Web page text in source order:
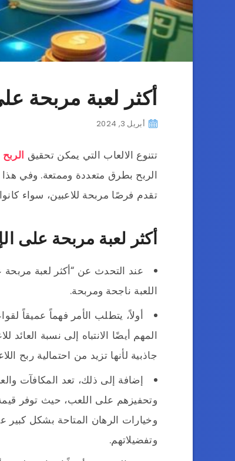
أكثر لعبة مربحة على
أبريل 3, 2024
تتنوع الالعاب التي يمكن تحقيق الربح
الربح بطرق متعددة وممتعة. وفي
تقدم فرصًا مربحة للاعبين، سواء
أكثر لعبة مربحة على
عند التحدث عن “أكثر لعبة
اللعبة ناجحة ومربحة.
أولاً، يتطلب الأمر فهماً عميقاً
جاذبية لأنها تزيد من احتمالية ربح
إضافة إلى ذلك، تعد المكافآت
وتحفيزهم على اللعب، حيث توفر
وخيارات الرهان المتاحة بشكل كبير
وتفضيلاتهم.